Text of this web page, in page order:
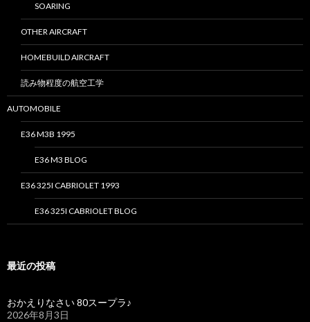
SOARING
OTHER AIRCRAFT
HOMEBUILD AIRCRAFT
読み物程度の航空工学
AUTOMOBILE
E36 M3B 1995
E36 M3 BLOG
E36 325I CABRIOLET 1993
E36 325I CABRIOLET BLOG
最近の投稿
おかえりなさい 80スープラ♪
2026年8月3日